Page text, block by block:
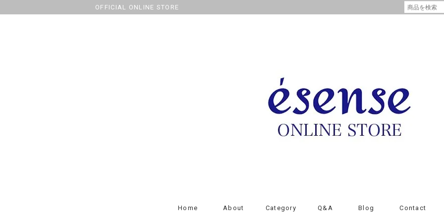
OFFICIAL ONLINE STORE
Home About Category Q&A Blog Contact